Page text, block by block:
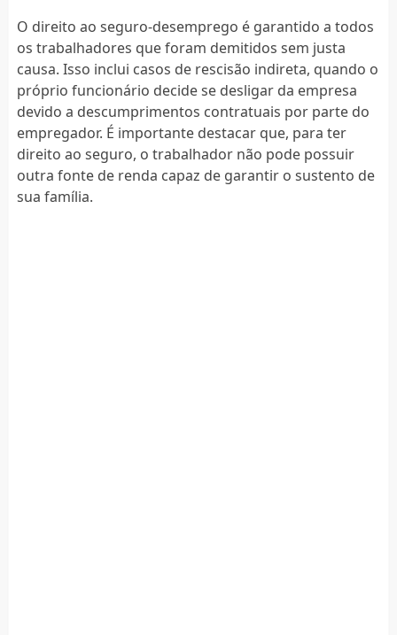
O direito ao seguro-desemprego é garantido a todos
os trabalhadores que foram demitidos sem justa
causa. Isso inclui casos de rescisão indireta, quando o
próprio funcionário decide se desligar da empresa
devido a descumprimentos contratuais por parte do
empregador. É importante destacar que, para ter
direito ao seguro, o trabalhador não pode possuir
outra fonte de renda capaz de garantir o sustento de
sua família.